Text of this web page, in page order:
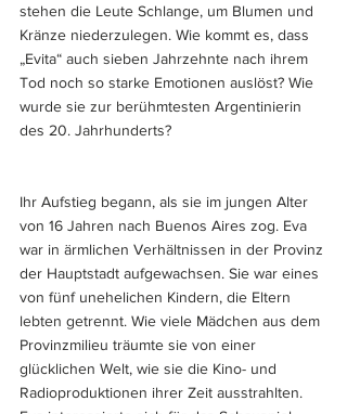
stehen die Leute Schlange, um Blumen und
Kränze niederzulegen. Wie kommt es, dass
„Evita“ auch sieben Jahrzehnte nach ihrem
Tod noch so starke Emotionen auslöst? Wie
wurde sie zur berühmtesten Argentinierin
des 20. Jahrhunderts?
Ihr Aufstieg begann, als sie im jungen Alter
von 16 Jahren nach Buenos Aires zog. Eva
war in ärmlichen Verhältnissen in der Provinz
der Hauptstadt aufgewachsen. Sie war eines
von fünf unehelichen Kindern, die Eltern
lebten getrennt. Wie viele Mädchen aus dem
Provinzmilieu träumte sie von einer
glücklichen Welt, wie sie die Kino- und
Radioproduktionen ihrer Zeit ausstrahlten.